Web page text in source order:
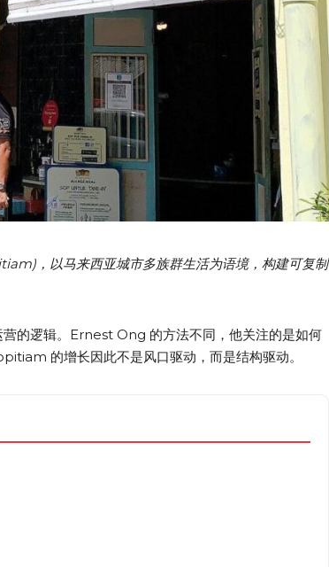
，以马来西亚城市多族群生活为语境，构建可复制
的逻辑。Ernest Ong 的方法不同，他关注的是如何
的增长因此不是风口驱动，而是结构驱动。